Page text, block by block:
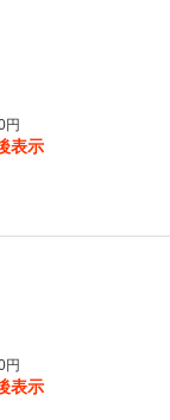
円
表示
円
表示